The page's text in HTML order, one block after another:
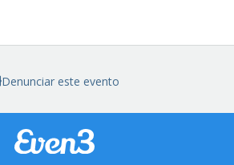
Denunciar este evento